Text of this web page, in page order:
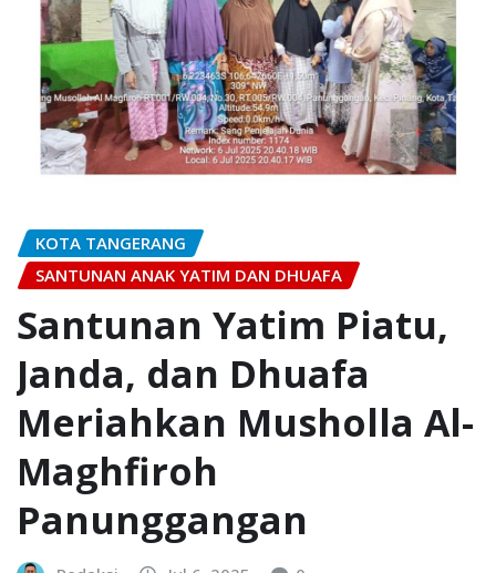
KOTA TANGERANG
SANTUNAN ANAK YATIM DAN DHUAFA
Santunan Yatim Piatu,
Janda, dan Dhuafa
Meriahkan Musholla Al-
Maghfiroh
Panunggangan